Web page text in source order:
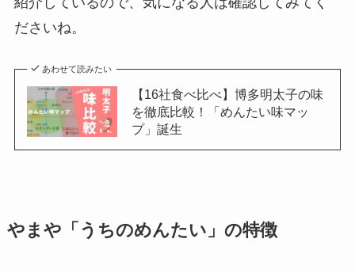
ださいね。
あわせて読みたい
【16社食べ比べ】博多明太子の味
を徹底比較！「めんたい味マッ
プ」誕生
やまや「うちのめんたい」の特徴